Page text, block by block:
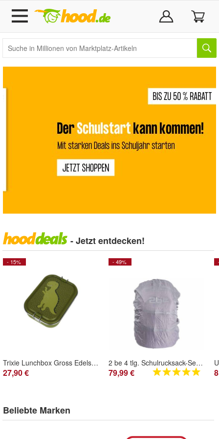
- Jetzt entdecken!
- 15%
Trixie Lunchbox Gross Edelstahl Dino Brotdose Kindergarten Box Dinosaurier Grün NEU
27,90 €
- 49%
2 be 4 tlg. Schulrucksack-Set mit Ergo School Backpack, Turnbeutel, Schlamperbox,
79,99 €
Beliebte Marken